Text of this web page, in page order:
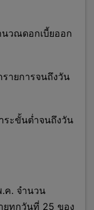
วณดอกเบี้ยออก
ายการจนถึงวัน
ระขั้นต่ำจนถึงวัน
.ค. จำนวน
ยทุกวันที่ 25 ของ